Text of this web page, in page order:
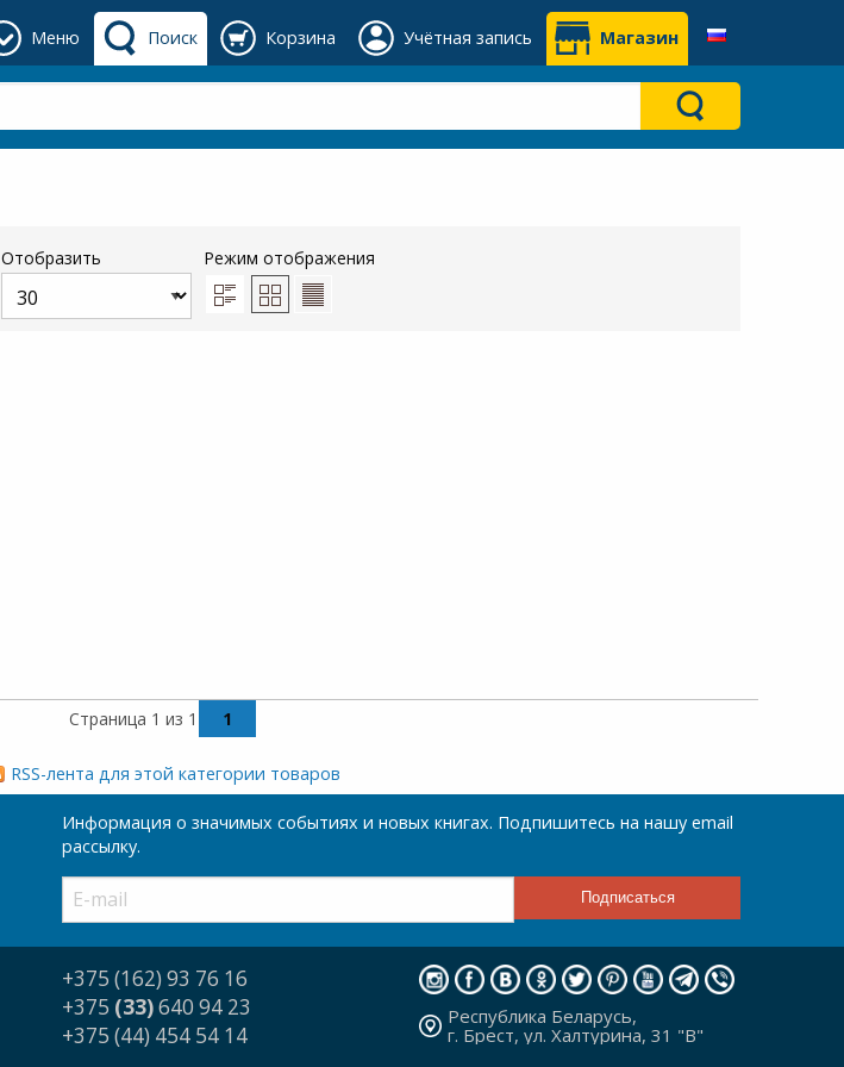
Меню Поиск Корзина Учётная запись Магазин
Отобразить Режим отображения
Страница 1 из 1 1
RSS-лента для этой категории товаров
Информация о значимых событиях и новых книгах. Подпишитесь на нашу email
рассылку.
+375 (162) 93 76 16
+375 (33)640 94 23
+375 (44) 454 54 14
Республика Беларусь,
г. Брест, ул. Халтурина, 31 "В"